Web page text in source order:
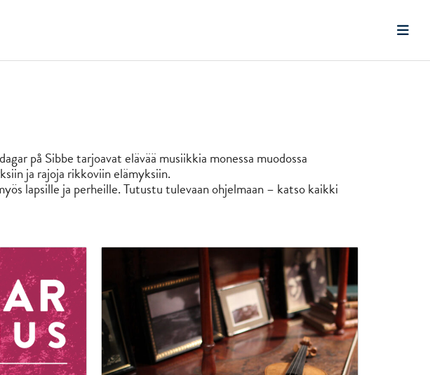
på Sibbe tarjoavat elävää musiikkia monessa muodossa
ja rajoja rikkoviin elämyksiin.
lapsille ja perheille. Tutustu tulevaan ohjelmaan – katso kaikki